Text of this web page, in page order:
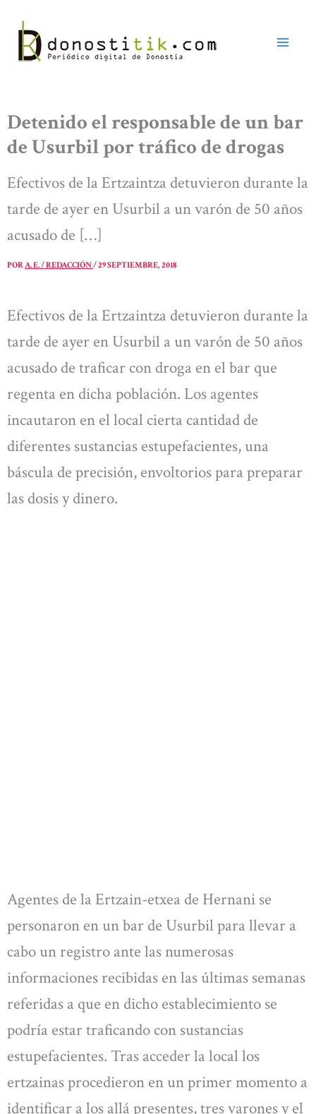
contenido
Detenido el responsable de un bar
de Usurbil por tráfico de drogas
Efectivos de la Ertzaintza detuvieron durante la
tarde de ayer en Usurbil a un varón de 50 años
acusado de […]
PORA. E. / REDACCIÓN/29 SEPTIEMBRE, 2018
Efectivos de la Ertzaintza detuvieron durante la
tarde de ayer en Usurbil a un varón de 50 años
acusado de traficar con droga en el bar que
regenta en dicha población. Los agentes
incautaron en el local cierta cantidad de
diferentes sustancias estupefacientes, una
báscula de precisión, envoltorios para preparar
las dosis y dinero.
Agentes de la Ertzain-etxea de Hernani se
personaron en un bar de Usurbil para llevar a
cabo un registro ante las numerosas
informaciones recibidas en las últimas semanas
referidas a que en dicho establecimiento se
podrí­a estar traficando con sustancias
estupefacientes. Tras acceder la local los
ertzainas procedieron en un primer momento a
identificar a los allá­ presentes, tres varones y el